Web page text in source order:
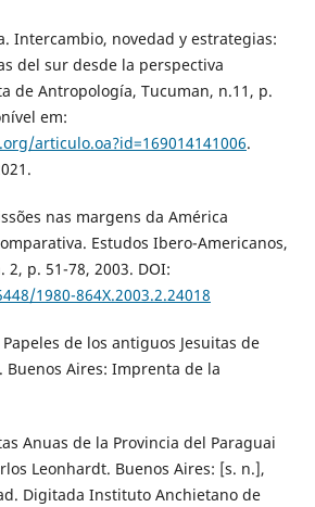
Intercambio, novedad y estrategias:
del sur desde la perspectiva
de Antropología, Tucuman, n.11, p.
em:
articulo.oa?id=169014141006.
nas margens da América
Estudos Ibero-Americanos,
2, p. 51-78, 2003. DOI:
1980-864X.2003.2.24018
Papeles de los antiguos Jesuitas de
Buenos Aires: Imprenta de la
Anuas de la Provincia del Paraguai
Leonhardt. Buenos Aires: [s. n.],
Digitada Instituto Anchietano de